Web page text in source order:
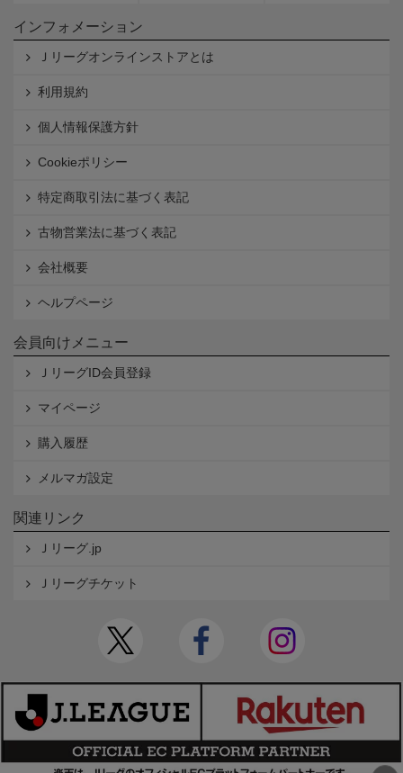
インフォメーション
Ｊリーグオンラインストアとは
利用規約
個人情報保護方針
Cookieポリシー
特定商取引法に基づく表記
古物営業法に基づく表記
会社概要
ヘルプページ
会員向けメニュー
ＪリーグID会員登録
マイページ
購入履歴
メルマガ設定
関連リンク
Ｊリーグ.jp
Ｊリーグチケット